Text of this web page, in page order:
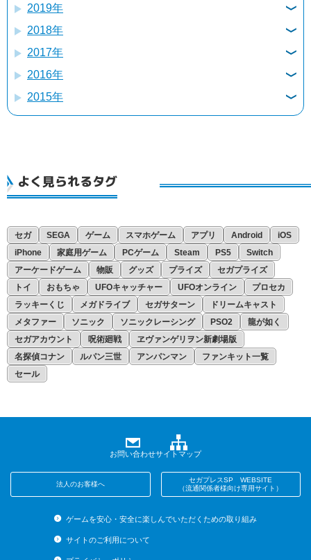
11月
10月
9月
8月
7月
3月
1月
12月
11月
10月
9月
8月
2月
2019年
12月
11月
10月
9月
5月
3月
2月
1月
2018年
12月
11月
10月
6月
4月
3月
2月
1月
2017年
12月
11月
7月
5月
4月
3月
2月
1月
2016年
12月
11月
8月
6月
5月
4月
3月
2月
1月
2015年
12月
9月
よく見られるタグ
セガ SEGA ゲーム スマホゲーム アプリ Android
iOS
iPhone
家庭用ゲーム PCゲーム Steam PS5
Switch
アーケードゲーム
物販 グッズ プライズ
セガプライズ
トイ
おもちゃ UFOキャッチャー UFOオンライン
プロセカ
ラッキーくじ
メガドライブ セガサターン
ドリームキャスト
メタファー
ソニック ソニックレーシング PSO2
龍が如く
セガアカウント
呪術廻戦
ヱヴァンゲリヲン新劇場版
名探偵コナン
ルパン三世 アンパンマン
ファンキット一覧
セール
お問い合わせサイトマップ
法人のお客様へ
セガプレスSP WEBSITE
（流通関係者様向け専用サイト）
ゲームを安心・安全に楽しんでいただくための取り組み
サイトのご利用について